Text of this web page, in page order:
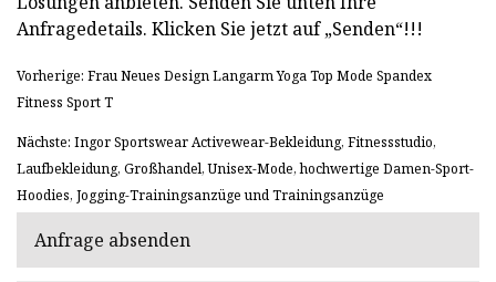
Anfragedetails. Klicken Sie jetzt auf „Senden“!!!
Vorherige: Frau Neues Design Langarm Yoga Top Mode Spandex
Fitness Sport T
Nächste: Ingor Sportswear Activewear-Bekleidung, Fitnessstudio,
Laufbekleidung, Großhandel, Unisex-Mode, hochwertige Damen-Sport-
Hoodies, Jogging-Trainingsanzüge und Trainingsanzüge
Anfrage absenden